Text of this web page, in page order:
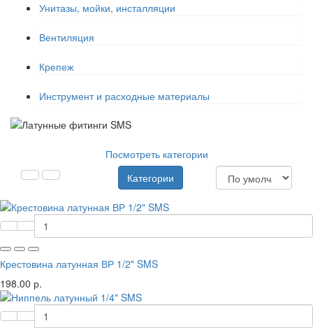
Унитазы, мойки, инсталляции
Вентиляция
Крепеж
Инструмент и расходные материалы
Посмотреть категории
Категории
Крестовина латунная ВР 1/2" SMS
198.00 р.